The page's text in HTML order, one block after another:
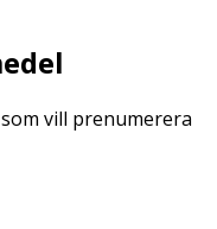
vill prenumerera